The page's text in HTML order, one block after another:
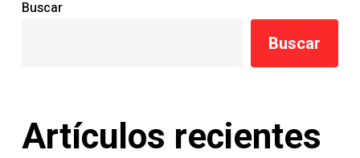
Buscar
Buscar
Artículos recientes